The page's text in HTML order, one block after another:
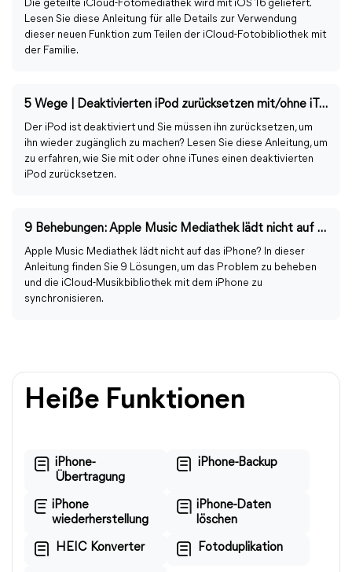
Die geteilte iCloud-Fotomediathek wird mit iOS 16 geliefert.
Lesen Sie diese Anleitung für alle Details zur Verwendung
dieser neuen Funktion zum Teilen der iCloud-Fotobibliothek mit
der Familie.
5 Wege | Deaktivierten iPod zurücksetzen mit/ohne iTunes
Der iPod ist deaktiviert und Sie müssen ihn zurücksetzen, um
ihn wieder zugänglich zu machen? Lesen Sie diese Anleitung, um
zu erfahren, wie Sie mit oder ohne iTunes einen deaktivierten
iPod zurücksetzen.
9 Behebungen: Apple Music Mediathek lädt nicht auf iPhone
Apple Music Mediathek lädt nicht auf das iPhone? In dieser
Anleitung finden Sie 9 Lösungen, um das Problem zu beheben
und die iCloud-Musikbibliothek mit dem iPhone zu
synchronisieren.
Heiße Funktionen
iPhone-
Übertragung
iPhone-Backup
iPhone
wiederherstellung
iPhone-Daten
löschen
HEIC Konverter Fotoduplikation